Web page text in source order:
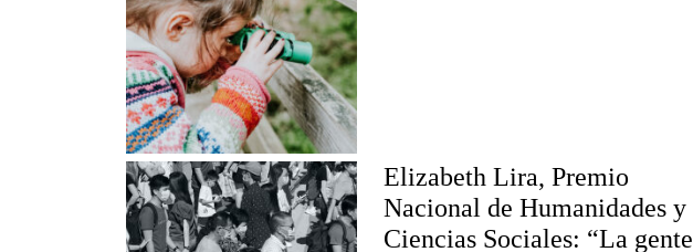
Elizabeth Lira, Premio
Nacional de Humanidades y
Ciencias Sociales: “La gente